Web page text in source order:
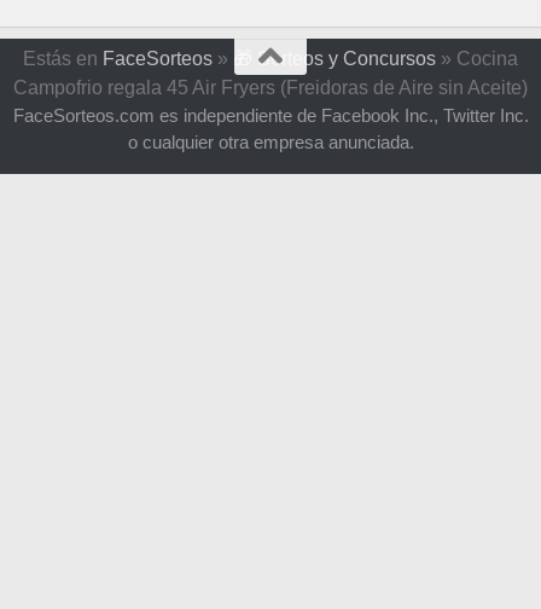
Estás en FaceSorteos » 🎁 Sorteos y Concursos » Cocina
Campofrio regala 45 Air Fryers (Freidoras de Aire sin Aceite)
FaceSorteos.com es independiente de Facebook Inc., Twitter Inc.
o cualquier otra empresa anunciada.